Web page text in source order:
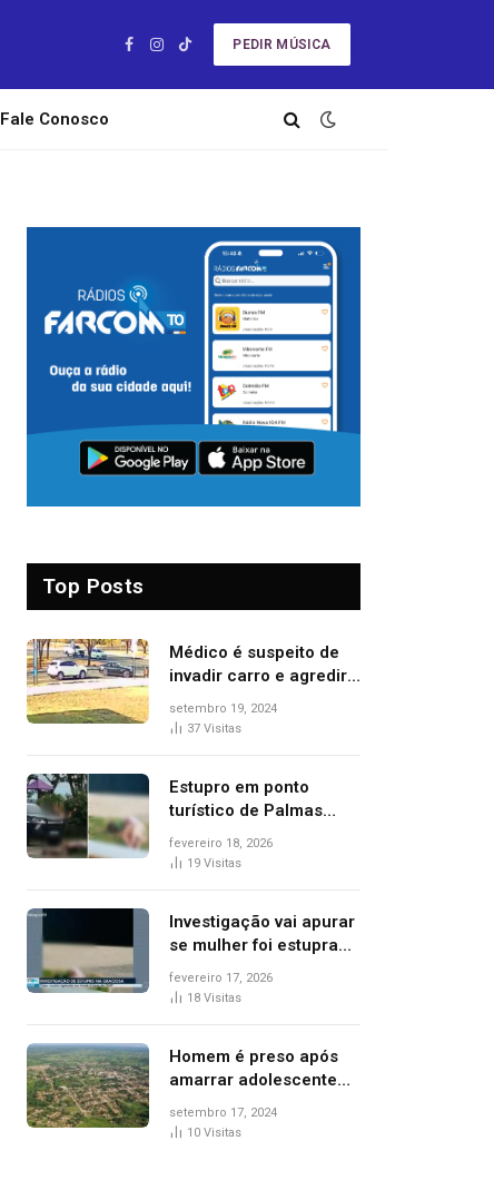
Facebook
Instagram
TikTok
PEDIR MÚSICA
Fale Conosco
Top Posts
Médico é suspeito de
invadir carro e agredir
delegado aposentado
durante confusão no
setembro 19, 2024
37 Visitas
Estupro em ponto
turístico de Palmas
ocorreu em frente à
viatura e base de
fevereiro 18, 2026
19 Visitas
Investigação vai apurar
se mulher foi estuprada
na frente de base da
Guarda Metropolitana
fevereiro 17, 2026
18 Visitas
Homem é preso após
amarrar adolescente
suspeito de furto em
estaca de cerca e
setembro 17, 2024
10 Visitas